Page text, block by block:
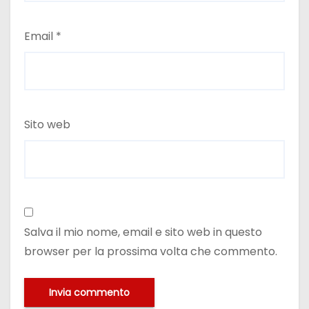
Email *
Sito web
Salva il mio nome, email e sito web in questo
browser per la prossima volta che commento.